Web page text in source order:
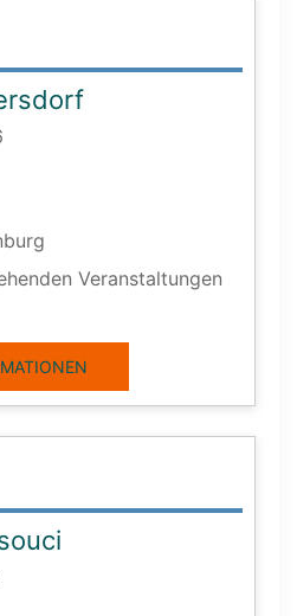
Veranstaltungen